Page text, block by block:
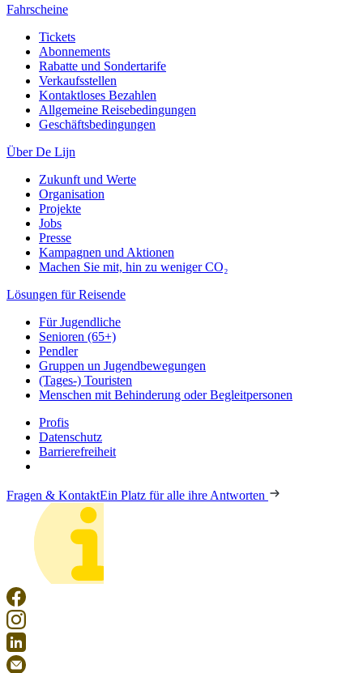
Fahrscheine
Tickets
Abonnements
Rabatte und Sondertarife
Verkaufsstellen
Kontaktloses Bezahlen
Allgemeine Reisebedingungen
Geschäftsbedingungen
Über De Lijn
Zukunft und Werte
Organisation
Projekte
Jobs
Presse
Kampagnen und Aktionen
Machen Sie mit, hin zu weniger CO₂
Lösungen für Reisende
Für Jugendliche
Senioren (65+)
Pendler
Gruppen un Jugendbewegungen
(Tages-) Touristen
Menschen mit Behinderung oder Begleitpersonen
Profis
Datenschutz
Barrierefreiheit
Fragen & KontaktEin Platz für alle ihre Antworten